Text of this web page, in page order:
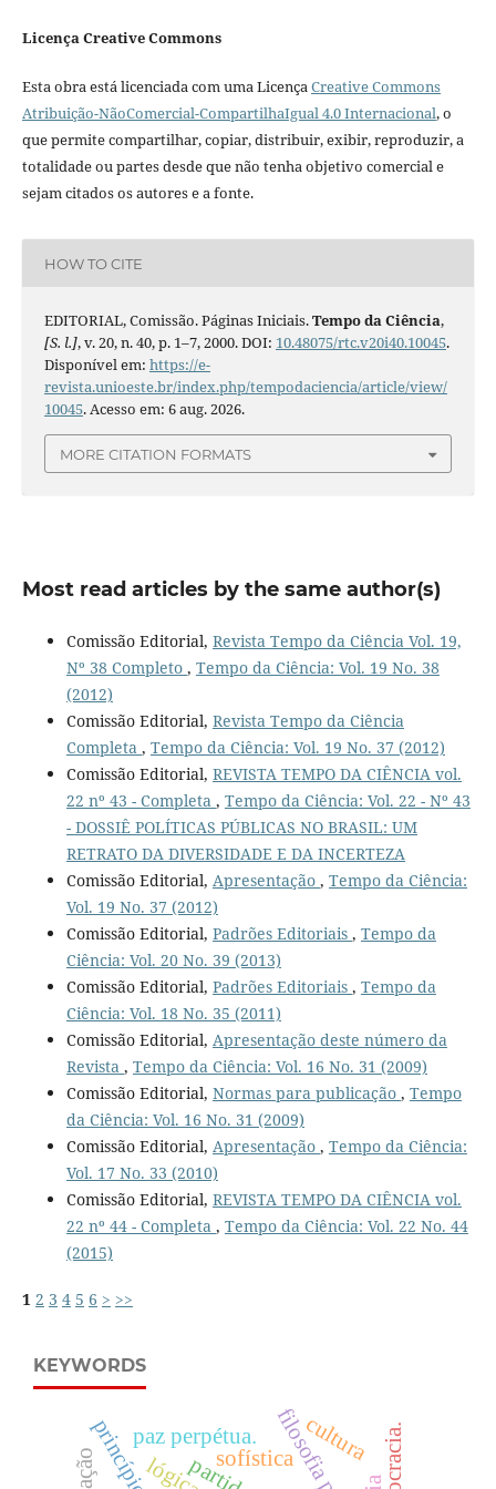
Licença Creative Commons
Esta obra está licenciada com uma LicençaCreative Commons
Atribuição-NãoComercial-CompartilhaIgual 4.0 Internacional, o
que permite compartilhar, copiar, distribuir, exibir, reproduzir, a
totalidade ou partes desde que não tenha objetivo comercial e
sejam citados os autores e a fonte.
HOW TO CITE
EDITORIAL, Comissão. Páginas Iniciais.Tempo da Ciência,
[S. l.], v. 20, n. 40, p. 1–7, 2000. DOI: 10.48075/rtc.v20i40.10045.
Disponível em: https://e-
revista.unioeste.br/index.php/tempodaciencia/article/view/
10045. Acesso em: 6 aug. 2026.
MORE CITATION FORMATS
Most read articles by the same author(s)
Comissão Editorial, Revista Tempo da Ciência Vol. 19,
Nº 38 Completo , Tempo da Ciência: Vol. 19 No. 38
(2012)
Comissão Editorial, Revista Tempo da Ciência
Completa , Tempo da Ciência: Vol. 19 No. 37 (2012)
Comissão Editorial, REVISTA TEMPO DA CIÊNCIA vol.
22 nº 43 - Completa , Tempo da Ciência: Vol. 22 - Nº 43
- DOSSIÊ POLÍTICAS PÚBLICAS NO BRASIL: UM
RETRATO DA DIVERSIDADE E DA INCERTEZA
Comissão Editorial, Apresentação , Tempo da Ciência:
Vol. 19 No. 37 (2012)
Comissão Editorial, Padrões Editoriais , Tempo da
Ciência: Vol. 20 No. 39 (2013)
Comissão Editorial, Padrões Editoriais , Tempo da
Ciência: Vol. 18 No. 35 (2011)
Comissão Editorial, Apresentação deste número da
Revista , Tempo da Ciência: Vol. 16 No. 31 (2009)
Comissão Editorial, Normas para publicação , Tempo
da Ciência: Vol. 16 No. 31 (2009)
Comissão Editorial, Apresentação , Tempo da Ciência:
Vol. 17 No. 33 (2010)
Comissão Editorial, REVISTA TEMPO DA CIÊNCIA vol.
22 nº 44 - Completa , Tempo da Ciência: Vol. 22 No. 44
(2015)
1 2 3 4 5 6 > >>
KEYWORDS
paz perpétua.
sofística cultura